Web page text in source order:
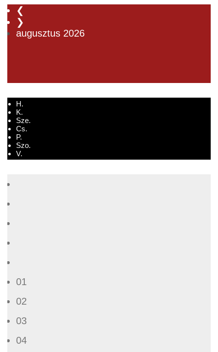
❮
❯
augusztus 2026
H.
K.
Sze.
Cs.
P.
Szo.
V.
01
02
03
04